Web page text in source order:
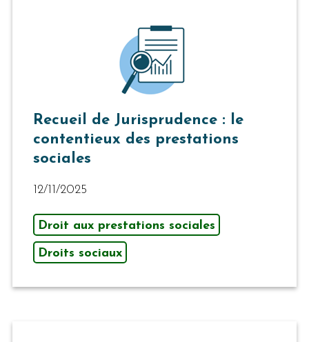
Recueil de Jurisprudence : le
contentieux des prestations
sociales
12/11/2025
Droit aux prestations sociales
Droits sociaux